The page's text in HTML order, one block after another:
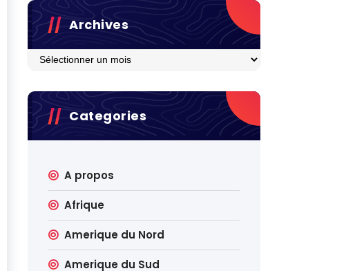
Archives
Archives
Categories
A propos
Afrique
Amerique du Nord
Amerique du Sud